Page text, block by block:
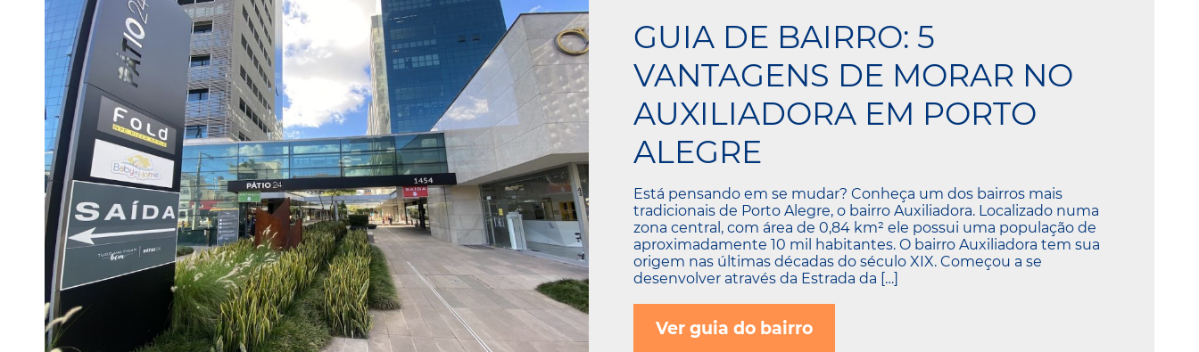
GUIA DE BAIRRO: 5
VANTAGENS DE MORAR NO
AUXILIADORA EM PORTO
ALEGRE
Está pensando em se mudar? Conheça um dos bairros mais
tradicionais de Porto Alegre, o bairro Auxiliadora. Localizado numa
zona central, com área de 0,84 km² ele possui uma população de
aproximadamente 10 mil habitantes. O bairro Auxiliadora tem sua
origem nas últimas décadas do século XIX. Começou a se
desenvolver através da Estrada da […]
Ver guia do bairro